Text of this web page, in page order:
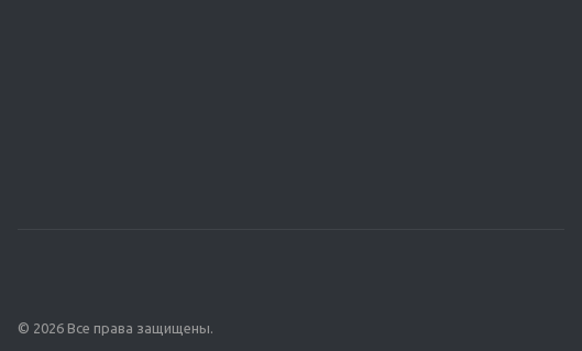
© 2026 Все права защищены.